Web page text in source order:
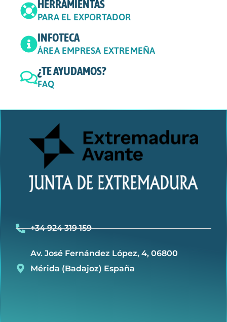
HERRAMIENTAS
PARA EL EXPORTADOR
INFOTECA
ÁREA EMPRESA EXTREMEÑA
¿TE AYUDAMOS?
FAQ
+34 924 319 159
Av. José Fernández López, 4, 06800
Mérida (Badajoz) España